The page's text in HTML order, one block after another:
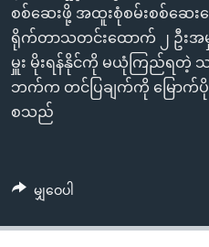
ရန်
ရှာဖွေ
ရန်
ဘာသာစကားများ
စစ်ဆေးဖို့ အထူးစုံစမ်းစစ်ဆေး
ရိုက်တာသတင်းထောက် ၂ ဦးအ
မှူး မိုးရန်နိုင်ကို မယုံကြည်ရတဲ့
ဘက်က တင်ပြချက်ကို မြောက်ပို
စသည်
မျှဝေပါ